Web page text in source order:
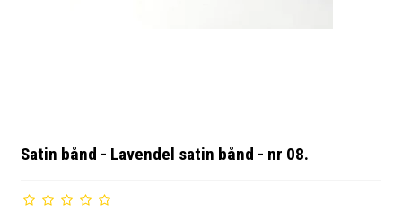
Satin bånd - Lavendel satin bånd - nr 08.